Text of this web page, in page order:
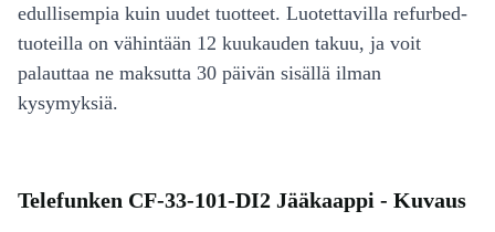
edullisempia kuin uudet tuotteet. Luotettavilla refurbed-
tuoteilla on vähintään 12 kuukauden takuu, ja voit
palauttaa ne maksutta 30 päivän sisällä ilman
kysymyksiä.
Telefunken CF-33-101-DI2 Jääkaappi - Kuvaus